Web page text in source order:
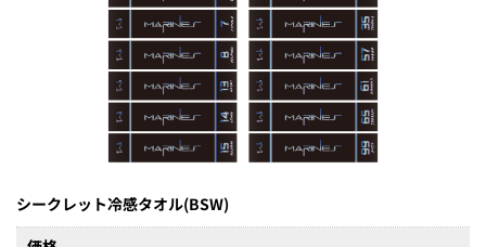
シークレット冷感タオル(BSW)